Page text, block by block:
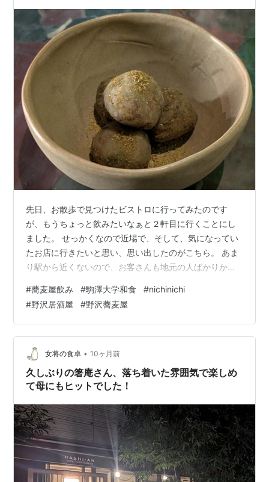
先日、お散歩で見つけたビストロに行ってみたのです
が、もうちょっと飲みたいなぁと２軒目に行くことにし
ました。 せっかくなので近場で、そして、気になってい
たお店に行きたいと思い、思い出したのがこちら。 あま
り駅から近くないので、お客さんも地元の人ばかりかな
入ってみました。 地元飲みの２軒目でやはり気になって
いた nichinichiさんへ、異国な雰囲気を感じました！
nichinichiさん 内観 メニュー お料理メニュー 飲み物メニ
ュー お酒 柚子生搾りサワー お料理 蕎麦がきと生海苔の
お揚げ 地元飲みの２軒目でやはり気になっていた
nichin…
#蕎麦屋飲み #駒澤大学和食 #nichinichi
#野沢居酒屋 #野沢蕎麦屋
女将の食卓 • 10ヶ月前
久しぶりの箸庵さん、落ち着いた雰囲気で楽しめ
て母にもヒットでした！